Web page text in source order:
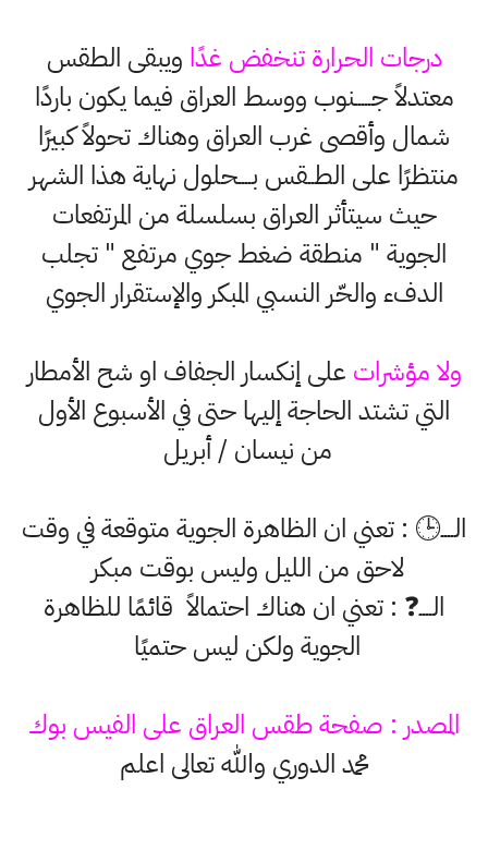
درجات الحرارة تنخفض غدًا ويبقى الطقس
معتدلاً جـــــنوب ووسط العراق فيما يكون باردًا
شمال وأقصى غرب العراق وهناك تحولاً كبيرًا
منتظرًا على الطــقس بــــحلول نهاية هذا الشهر
حيث سيتأثر العراق بسلسلة من المرتفعات
الجوية " منطقة ضغط جوي مرتفع " تجلب
الدفء والحّر النسبي المبكر والإستقرار الجوي
ولا مؤشرات على إنكسار الجفاف او شح الأمطار
التي تشتد الحاجة إليها حتى في الأسبوع الأول
من نيسان / أبريل
الــــ🕒 : تعني ان الظاهرة الجوية متوقعة في وقت
لاحق من الليل وليس بوقت مبكر
الــــ❓️ : تعني ان هناك احتمالاً قائمًا للظاهرة
الجوية ولكن ليس حتميًا
المصدر : صفحة طقس العراق على الفيس بوك
محمد الدوري والله تعالى اعلم